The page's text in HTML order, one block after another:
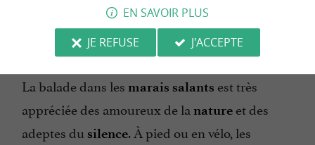
LES MARAIS SALANTS DE LOIX ET
ARS-EN-RÉ
La balade dans les marais salants est très
appréciée des amoureux de la nature et des
adeptes du silence. À pied ou en vélo, les
EN SAVOIR PLUS
JE REFUSE
J'ACCEPTE